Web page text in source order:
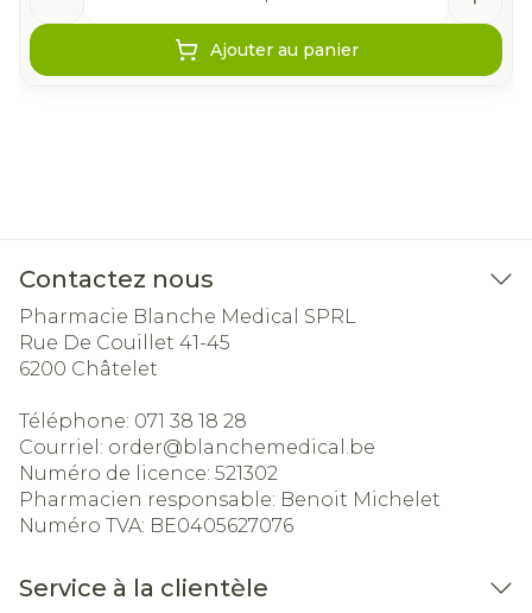
Ajouter au panier
Contactez nous
Pharmacie Blanche Medical SPRL
Rue De Couillet 41-45
6200 Châtelet
Téléphone: 071 38 18 28
Courriel: order@blanchemedical.be
Numéro de licence: 521302
Pharmacien responsable: Benoit Michelet
Numéro TVA: BE0405627076
Service à la clientèle